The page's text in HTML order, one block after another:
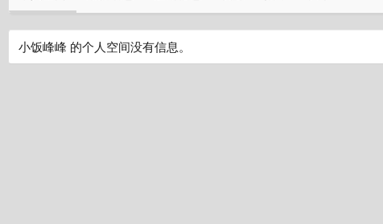
小饭峰峰 的个人空间没有信息。